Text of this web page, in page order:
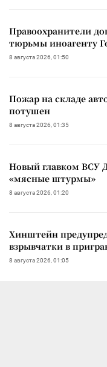
Правоохранители
тюрьмы иноагенту
8 августа 2026, 01:50
Пожар на складе
потушен
8 августа 2026, 01:35
Новый главком ВСУ
«мясные штурмы»
8 августа 2026, 01:20
Хинштейн
взрывчатки в
8 августа 2026, 01:05